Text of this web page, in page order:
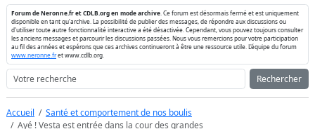
Forum de Neronne.fr et CDLB.org en mode archive . Ce forum est désormais fermé et est uniquement
disponible en tant qu'archive. La possibilité de publier des messages, de répondre aux discussions ou
d'utiliser toute autre fonctionnalité interactive a été désactivée. Cependant, vous pouvez toujours consulter
les anciens messages et parcourir les discussions passées. Nous vous remercions pour votre participation
au fil des années et espérons que ces archives continueront à être une ressource utile. L'équipe du forum
www.neronne.fret www.cdlb.org.
Rechercher
Accueil
Santé et comportement de nos boulis
Ayé ! Vesta est entrée dans la cour des grandes